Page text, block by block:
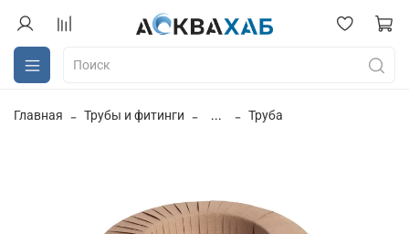
Главная Трубы и фитинги ... Труба